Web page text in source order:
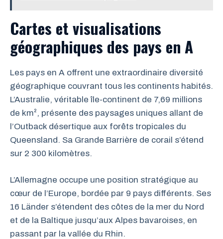
Cartes et visualisations
géographiques des pays en A
Les pays en A offrent une extraordinaire diversité
géographique couvrant tous les continents habités.
L’Australie, véritable île-continent de 7,69 millions
de km², présente des paysages uniques allant de
l’Outback désertique aux forêts tropicales du
Queensland. Sa Grande Barrière de corail s’étend
sur 2 300 kilomètres.
L’Allemagne occupe une position stratégique au
cœur de l’Europe, bordée par 9 pays différents. Ses
16 Länder s’étendent des côtes de la mer du Nord
et de la Baltique jusqu’aux Alpes bavaroises, en
passant par la vallée du Rhin.